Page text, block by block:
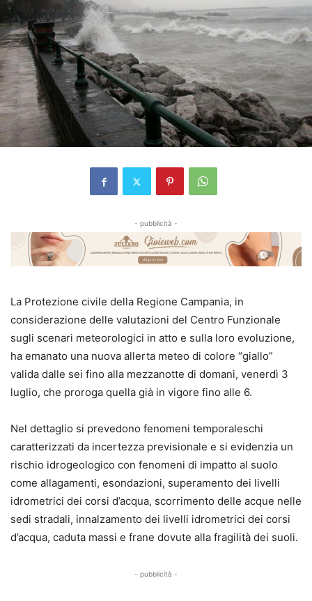
- pubblicità -
La Protezione civile della Regione Campania, in
considerazione delle valutazioni del Centro Funzionale
sugli scenari meteorologici in atto e sulla loro evoluzione,
ha emanato una nuova allerta meteo di colore “giallo”
valida dalle sei fino alla mezzanotte di domani, venerdì 3
luglio, che proroga quella già in vigore fino alle 6.
Nel dettaglio si prevedono fenomeni temporaleschi
caratterizzati da incertezza previsionale e si evidenzia un
rischio idrogeologico con fenomeni di impatto al suolo
come allagamenti, esondazioni, superamento dei livelli
idrometrici dei corsi d’acqua, scorrimento delle acque nelle
sedi stradali, innalzamento dei livelli idrometrici dei corsi
d’acqua, caduta massi e frane dovute alla fragilità dei suoli.
- pubblicità -